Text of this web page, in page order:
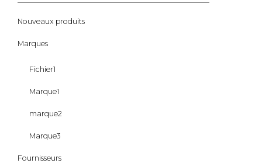
Nouveaux produits
Marques
Fichier1
Marque1
marque2
Marque3
Fournisseurs